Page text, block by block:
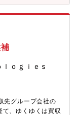
略だけ」で終わら
PMI・アライ
貫で組織を率い
定・事業推進■経
略を実際の事業
営の意思決定を支
期待していま
戦できる■既存の
いサービス・事
な部分を、自ら組
す。
準。競争法対応、
ジションの魅力と
料という３つの
で、契約・M&A
発という他社で
か、材料分野では
る機会がありま
いては、経営層
様々な会社法・
の特徴（就業環
（コアタイム無
間/月程度とメリハ
ｏｇｉｅｓ
先グループ会社の
、ゆくゆくは買収